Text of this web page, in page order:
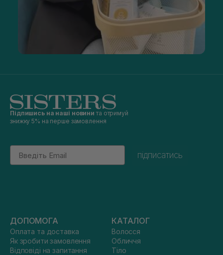
Підпишись на наші новини та отримуй
знижку 5% на перше замовлення
Email
підписатись
ДОПОМОГА
Оплата та доставка
Як зробити замовлення
Відповіді на запитання
КАТАЛОГ
Волосся
Обличчя
Тіло